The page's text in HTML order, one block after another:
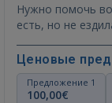
Нужно помочь
есть, но не
Ценовые
Предложение 1
100,00€